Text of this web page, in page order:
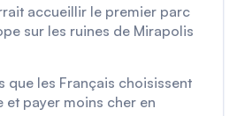
accueillir le premier parc
sur les ruines de Mirapolis
que les Français choisissent
et payer moins cher en